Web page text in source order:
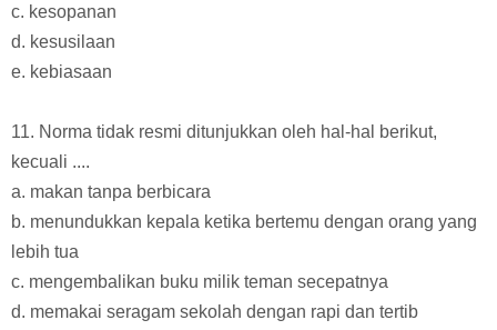
c. kesopanan
d. kesusilaan
e. kebiasaan
11. Norma tidak resmi ditunjukkan oleh hal-hal berikut,
kecuali ....
a. makan tanpa berbicara
b. menundukkan kepala ketika bertemu dengan orang yang
lebih tua
c. mengembalikan buku milik teman secepatnya
d. memakai seragam sekolah dengan rapi dan tertib